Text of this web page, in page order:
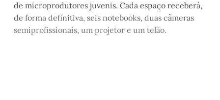
de microprodutores juvenis. Cada espaço receberá,
de forma definitiva, seis notebooks, duas câmeras
semiprofissionais, um projetor e um telão.